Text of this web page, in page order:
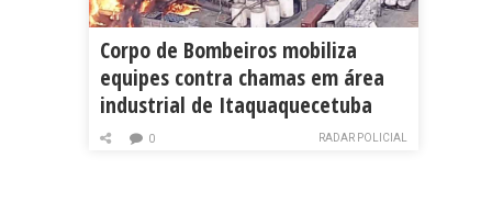
Corpo de Bombeiros mobiliza
equipes contra chamas em área
industrial de Itaquaquecetuba
RADAR POLICIAL
0